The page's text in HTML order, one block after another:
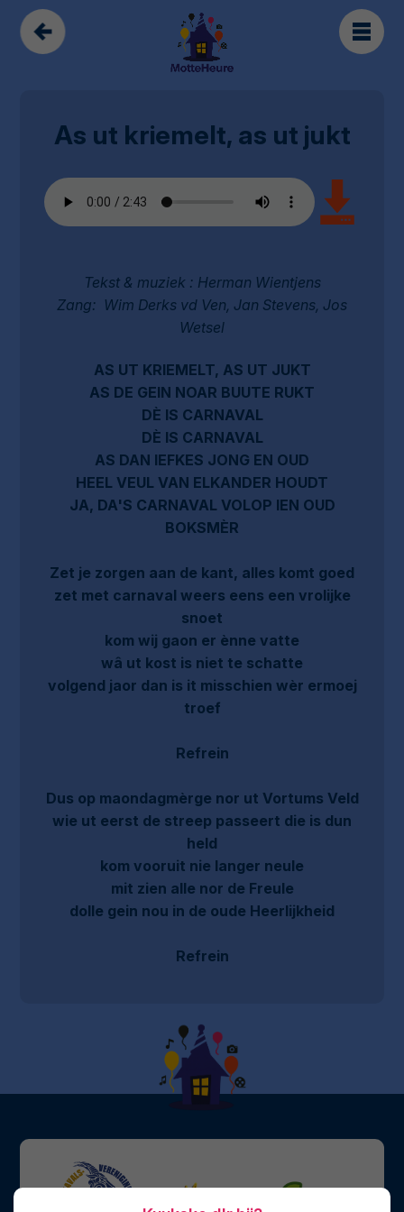
As ut kriemelt, as ut jukt
Tekst & muziek : Herman Wientjens
Zang: Wim Derks vd Ven, Jan Stevens, Jos
Wetsel
AS UT KRIEMELT, AS UT JUKT
AS DE GEIN NOAR BUUTE RUKT
DÈ IS CARNAVAL
DÈ IS CARNAVAL
AS DAN IEFKES JONG EN OUD
HEEL VEUL VAN ELKANDER HOUDT
JA, DA'S CARNAVAL VOLOP IEN OUD
BOKSMÈR
Zet je zorgen aan de kant, alles komt goed
zet met carnaval weers eens een vrolijke
snoet
kom wij gaon er ènne vatte
wâ ut kost is niet te schatte
volgend jaor dan is it misschien wèr ermoej
troef
Refrein
Dus op maondagmèrge nor ut Vortums Veld
wie ut eerst de streep passeert die is dun
held
kom vooruit nie langer neule
mit zien alle nor de Freule
dolle gein nou in de oude Heerlijkheid
Refrein